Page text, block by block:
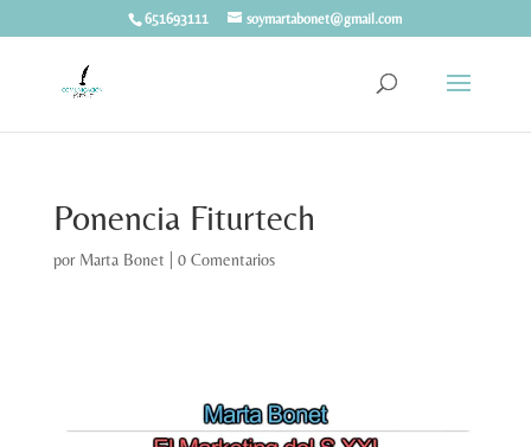
651693111 soymartabonet@gmail.com
Ponencia Fiturtech
por Marta Bonet 0 Comentarios